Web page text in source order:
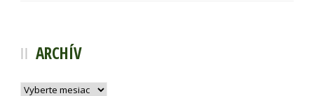
ARCHÍV
Archív